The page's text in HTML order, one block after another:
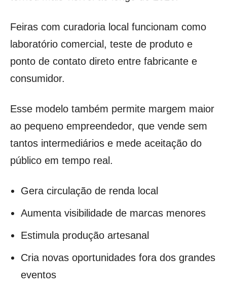
Feiras com curadoria local funcionam como
laboratório comercial, teste de produto e
ponto de contato direto entre fabricante e
consumidor.
Esse modelo também permite margem maior
ao pequeno empreendedor, que vende sem
tantos intermediários e mede aceitação do
público em tempo real.
Gera circulação de renda local
Aumenta visibilidade de marcas menores
Estimula produção artesanal
Cria novas oportunidades fora dos grandes
eventos